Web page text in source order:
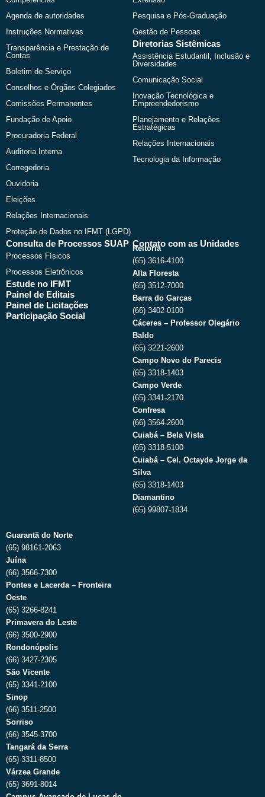
Agenda de autoridades
Instruções Normativas
Transparência e Prestação de
Contas
Boletim de Serviço
Conselhos e Órgãos Colegiados
Comissões Permanentes
Fundação de Apoio
Procuradoria Federal
Auditoria Interna
Corregedoria
Ouvidoria
Eleições
Relações Internacionais
Proteção de Dados no IFMT (LGPD)
Pesquisa e Pós-Graduação
Gestão de Pessoas
Diretorias Sistêmicas
Assistência Estudantil, Inclusão e
Diversidades
Comunicação Social
Inovação Tecnológica e
Empreendedorismo
Planejamento e Relações
Estratégicas
Relações Internacionais
Tecnologia da Informação
Consulta de Processos SUAP
Processos Físicos
Processos Eletrônicos
Estude no IFMT
Painel de Editais
Painel de Licitações
Participação Social
Contato com as Unidades
Reitoria
(65) 3616-4100
Alta Floresta
(65) 3512-7000
Barra do Garças
(66) 3402-0100
Cáceres – Professor Olegário
Baldo
(65) 3221-2600
Campo Novo do Parecis
(65) 3318-1403
Campo Verde
(65) 3341-2170
Confresa
(66) 3564-2600
Cuiabá – Bela Vista
(65) 3318-5100
Cuiabá – Cel. Octayde Jorge da
Silva
(65) 3318-1403
Diamantino
(65) 99807-1834
Guarantã do Norte
(65) 98161-2063
Juína
(66) 3566-7300
Pontes e Lacerda – Fronteira
Oeste
(65) 3266-8241
Primavera do Leste
(66) 3500-2900
Rondonópolis
(66) 3427-2305
São Vicente
(65) 3341-2100
Sinop
(66) 3511-2500
Sorriso
(66) 3545-3700
Tangará da Serra
(65) 3311-8500
Várzea Grande
(65) 3691-8014